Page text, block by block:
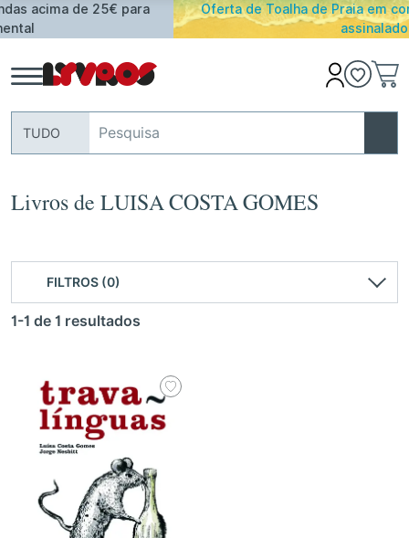
Oferta de Toalha de Praia em compras ≥ 30€ de
assinalados
TUDO
Livros de LUISA COSTA GOMES
FILTROS (0)
1-1 de 1 resultados